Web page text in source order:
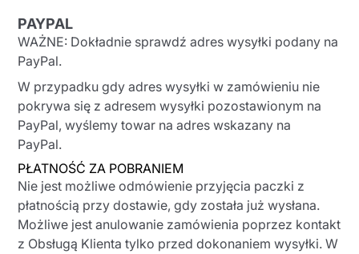
PAYPAL
WAŻNE: Dokładnie sprawdź adres wysyłki podany na
PayPal.
W przypadku gdy adres wysyłki w zamówieniu nie
pokrywa się z adresem wysyłki pozostawionym na
PayPal, wyślemy towar na adres wskazany na
PayPal.
PŁATNOŚĆ ZA POBRANIEM
Nie jest możliwe odmówienie przyjęcia paczki z
płatnością przy dostawie, gdy została już wysłana.
Możliwe jest anulowanie zamówienia poprzez kontakt
z Obsługą Klienta tylko przed dokonaniem wysyłki. W